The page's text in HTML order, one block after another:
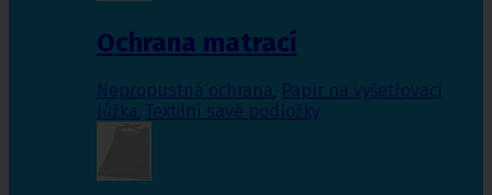
Ochrana matrací
Nepropustná ochrana, Papír na vyšetřovací
lůžka, Textilní savé podložky